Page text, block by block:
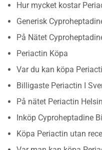
Hur mycket kostar
Generisk
På Nätet
Periactin Köpa
Var du kan köpa
Billigaste Periactin I
På nätet Periactin
Inköp Cyproheptadine
Köpa Periactin utan